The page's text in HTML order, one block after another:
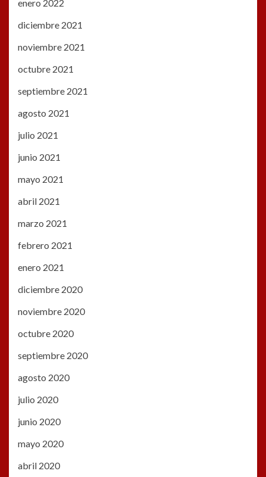
enero 2022
diciembre 2021
noviembre 2021
octubre 2021
septiembre 2021
agosto 2021
julio 2021
junio 2021
mayo 2021
abril 2021
marzo 2021
febrero 2021
enero 2021
diciembre 2020
noviembre 2020
octubre 2020
septiembre 2020
agosto 2020
julio 2020
junio 2020
mayo 2020
abril 2020